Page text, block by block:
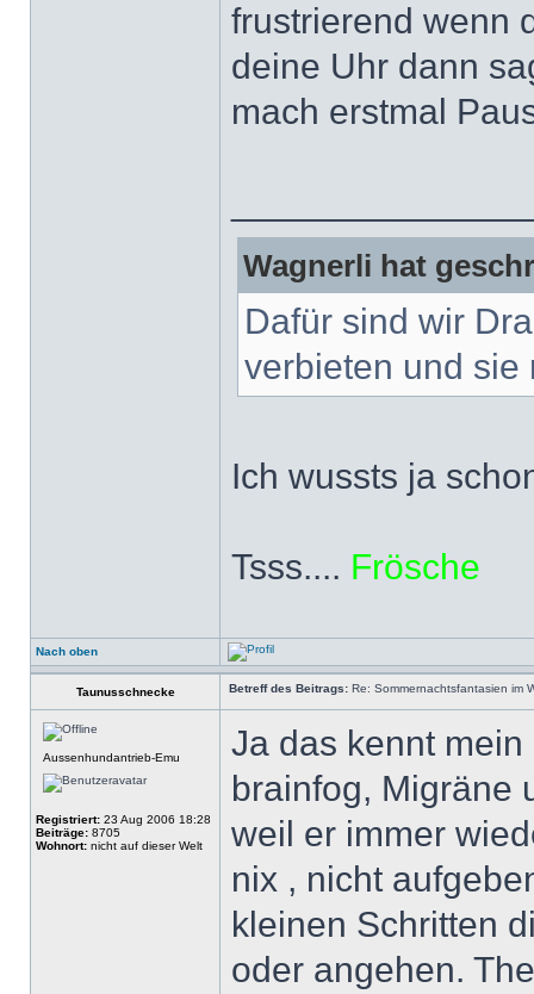
frustrierend wenn
deine Uhr dann
mach erstmal
Wagnerli hat
Dafür sind wir
verbieten und sie
Ich wussts ja
Tsss.... Frösche
Nach oben
Taunusschnecke Betreff des Beitrags: Re: Sommernachtsfantasien im
Aussenhundantrieb-Emu
Registriert: 23 Aug 2006 18:28
Beiträge: 8705
Wohnort: nicht auf dieser Welt
Ja das kennt
brainfog, Migräne
weil er immer
nix , nicht
kleinen Schritten
oder angehen.